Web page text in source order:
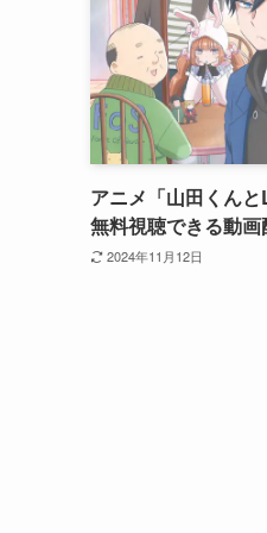
アニメ「山田くん
無料視聴できる動
2024年11月12日